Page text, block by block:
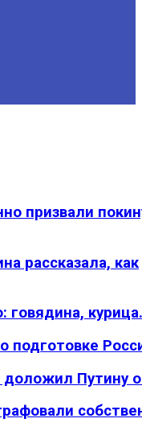
призвали
рассказала, как
говядина,
подготовке
Путину